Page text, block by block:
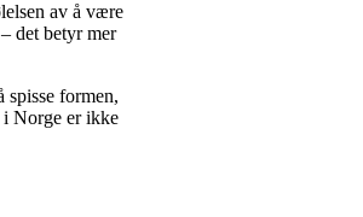
av å være
det betyr mer
spisse formen,
i Norge er ikke